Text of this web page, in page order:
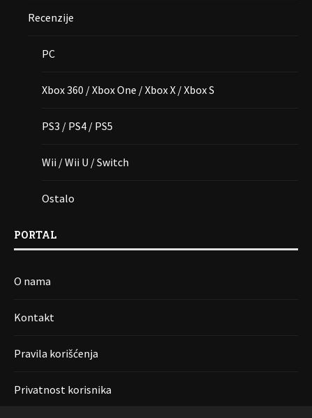
Recenzije
PC
Xbox 360 / Xbox One / Xbox X / Xbox S
PS3 / PS4 / PS5
Wii / Wii U / Switch
Ostalo
PORTAL
O nama
Kontakt
Pravila korišćenja
Privatnost korisnika